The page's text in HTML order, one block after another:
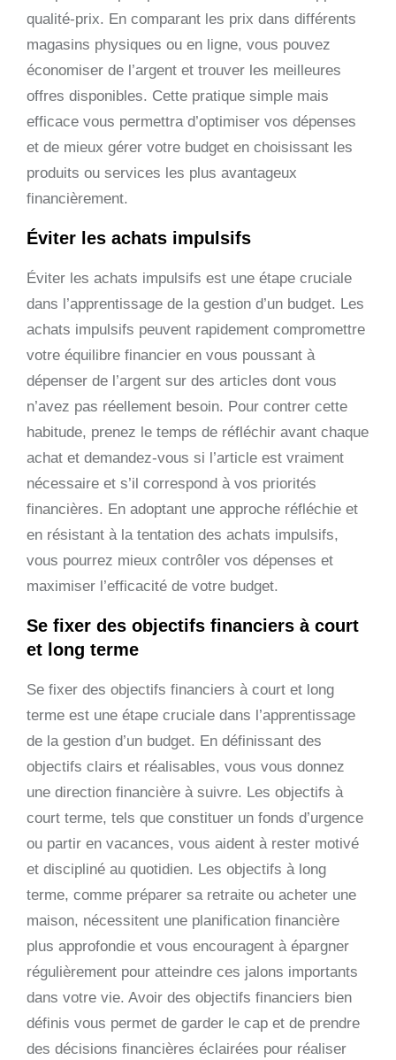
qualité-prix. En comparant les prix dans différents
magasins physiques ou en ligne, vous pouvez
économiser de l’argent et trouver les meilleures
offres disponibles. Cette pratique simple mais
efficace vous permettra d’optimiser vos dépenses
et de mieux gérer votre budget en choisissant les
produits ou services les plus avantageux
financièrement.
Éviter les achats impulsifs
Éviter les achats impulsifs est une étape cruciale
dans l’apprentissage de la gestion d’un budget. Les
achats impulsifs peuvent rapidement compromettre
votre équilibre financier en vous poussant à
dépenser de l’argent sur des articles dont vous
n’avez pas réellement besoin. Pour contrer cette
habitude, prenez le temps de réfléchir avant chaque
achat et demandez-vous si l’article est vraiment
nécessaire et s’il correspond à vos priorités
financières. En adoptant une approche réfléchie et
en résistant à la tentation des achats impulsifs,
vous pourrez mieux contrôler vos dépenses et
maximiser l’efficacité de votre budget.
Se fixer des objectifs financiers à court
et long terme
Se fixer des objectifs financiers à court et long
terme est une étape cruciale dans l’apprentissage
de la gestion d’un budget. En définissant des
objectifs clairs et réalisables, vous vous donnez
une direction financière à suivre. Les objectifs à
court terme, tels que constituer un fonds d’urgence
ou partir en vacances, vous aident à rester motivé
et discipliné au quotidien. Les objectifs à long
terme, comme préparer sa retraite ou acheter une
maison, nécessitent une planification financière
plus approfondie et vous encouragent à épargner
régulièrement pour atteindre ces jalons importants
dans votre vie. Avoir des objectifs financiers bien
définis vous permet de garder le cap et de prendre
des décisions financières éclairées pour réaliser